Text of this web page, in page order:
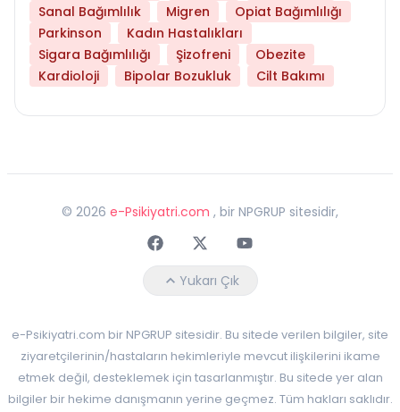
Sanal Bağımlılık
Migren
Opiat Bağımlılığı
Parkinson
Kadın Hastalıkları
Sigara Bağımlılığı
Şizofreni
Obezite
Kardioloji
Bipolar Bozukluk Cilt Bakımı
© 2026 e-Psikiyatri.com , bir NPGRUP sitesidir,
FaceebokTwitterYoutube
Yukarı Çık
e-Psikiyatri.com bir NPGRUP sitesidir. Bu sitede verilen bilgiler, site
ziyaretçilerinin/hastaların hekimleriyle mevcut ilişkilerini ikame
etmek değil, desteklemek için tasarlanmıştır. Bu sitede yer alan
bilgiler bir hekime danışmanın yerine geçmez. Tüm hakları saklıdır.